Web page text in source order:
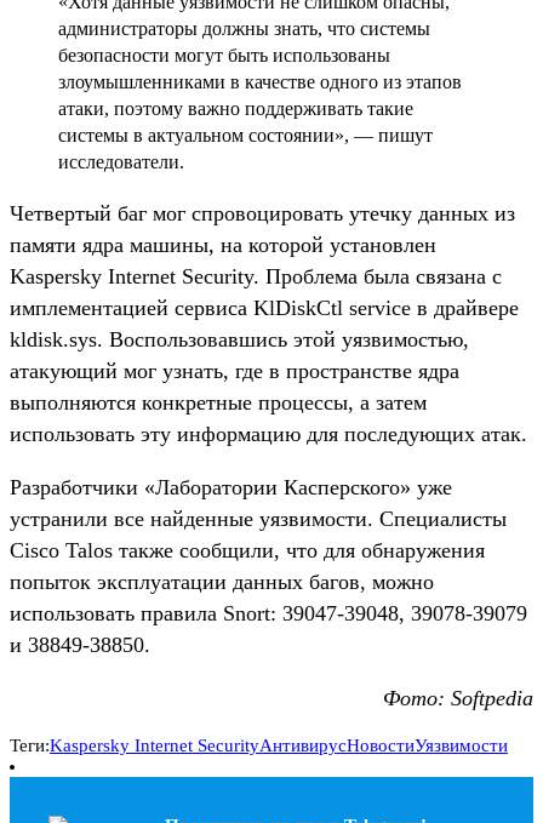
администраторы должны знать, что системы
безопасности могут быть использованы
злоумышленниками в качестве одного из этапов
атаки, поэтому важно поддерживать такие
системы в актуальном состоянии», — пишут
исследователи.
Четвертый баг мог спровоцировать утечку данных из
памяти ядра машины, на которой установлен
Kaspersky Internet Security. Проблема была связана с
имплементацией сервиса KlDiskCtl service в драйвере
kldisk.sys. Воспользовавшись этой уязвимостью,
атакующий мог узнать, где в пространстве ядра
выполняются конкретные процессы, а затем
использовать эту информацию для последующих атак.
Разработчики «Лаборатории Касперского» уже
устранили все найденные уязвимости. Специалисты
Cisco Talos также сообщили, что для обнаружения
попыток эксплуатации данных багов, можно
использовать правила Snort: 39047-39048, 39078-39079
и 38849-38850.
Фото: Softpedia
Теги:Kaspersky Internet SecurityАнтивирусНовостиУязвимости